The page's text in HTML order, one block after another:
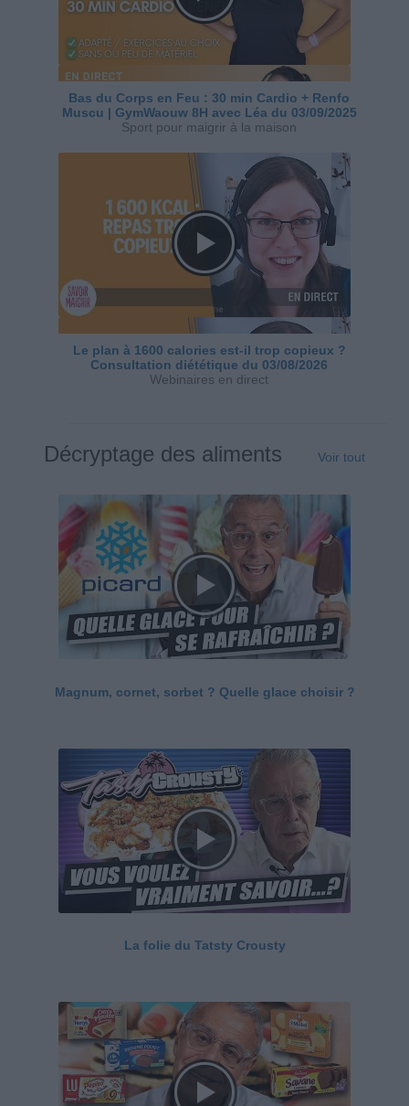
Bas du Corps en Feu : 30 min Cardio + Renfo
Muscu | GymWaouw 8H avec Léa du 03/09/2025
Sport pour maigrir à la maison
Le plan à 1600 calories est-il trop copieux ?
Consultation diététique du 03/08/2026
Webinaires en direct
Décryptage des aliments Voir tout
Magnum, cornet, sorbet ? Quelle glace choisir ?
La folie du Tatsty Crousty